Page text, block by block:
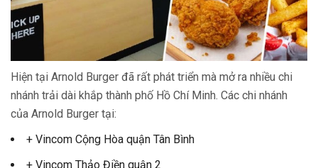
Hiện tại Arnold Burger đã rất phát triển mà mở ra nhiều chi
nhánh trải dài khắp thành phố Hồ Chí Minh. Các chi nhánh
của Arnold Burger tại:
+ Vincom Cộng Hòa quận Tân Bình
+ Vincom Thảo Điền quận 2